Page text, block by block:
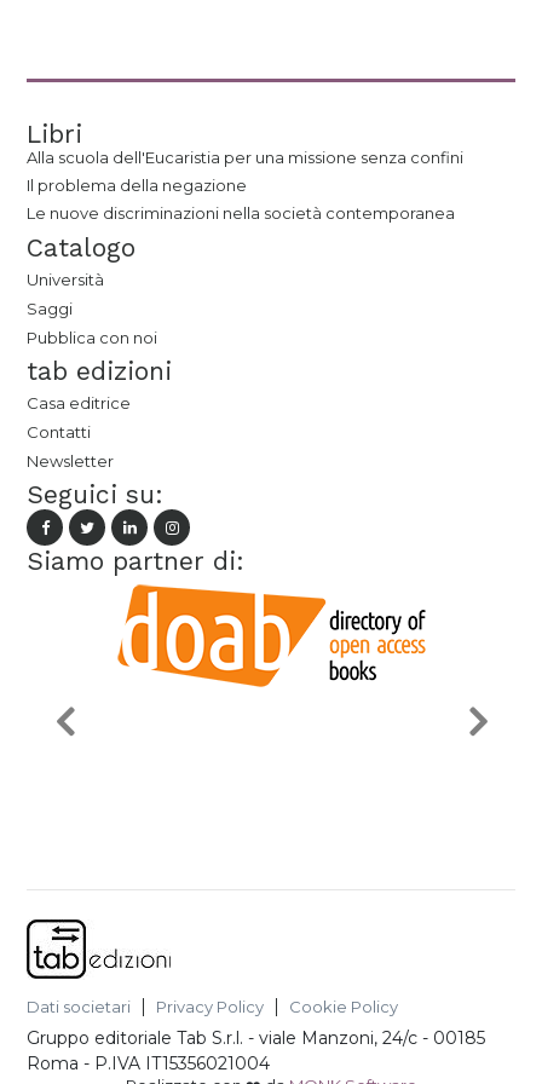
Libri
Alla scuola dell'Eucaristia per una missione senza confini
Il problema della negazione
Le nuove discriminazioni nella società contemporanea
Catalogo
Università
Saggi
Pubblica con noi
tab edizioni
Casa editrice
Contatti
Newsletter
Seguici su:
Siamo partner di:
Dati societari Privacy Policy Cookie Policy
Gruppo editoriale Tab S.r.l. -viale Manzoni, 24/c - 00185
Roma - P.IVA IT15356021004